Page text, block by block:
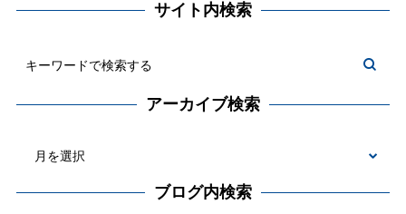
サイト内検索
アーカイブ検索
ブログ内検索